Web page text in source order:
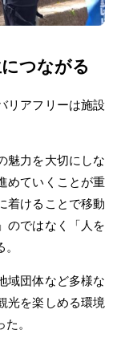
つながる
リアフリーは施設
魅力を大切にしな
めていくことが重
着けることで移動
のではなく「人を
域団体など多様な
光を楽しめる環境
。